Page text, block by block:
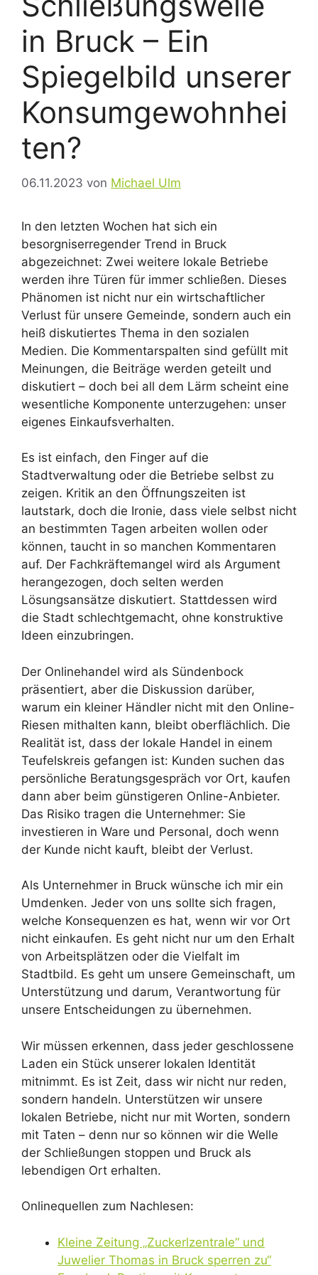
in Bruck – Ein
Spiegelbild unserer
Konsumgewohnhei
ten?
06.11.2023 von Michael Ulm
In den letzten Wochen hat sich ein
besorgniserregender Trend in Bruck
abgezeichnet: Zwei weitere lokale Betriebe
werden ihre Türen für immer schließen. Dieses
Phänomen ist nicht nur ein wirtschaftlicher
Verlust für unsere Gemeinde, sondern auch ein
heiß diskutiertes Thema in den sozialen
Medien. Die Kommentarspalten sind gefüllt mit
Meinungen, die Beiträge werden geteilt und
diskutiert – doch bei all dem Lärm scheint eine
wesentliche Komponente unterzugehen: unser
eigenes Einkaufsverhalten.
Es ist einfach, den Finger auf die
Stadtverwaltung oder die Betriebe selbst zu
zeigen. Kritik an den Öffnungszeiten ist
lautstark, doch die Ironie, dass viele selbst nicht
an bestimmten Tagen arbeiten wollen oder
können, taucht in so manchen Kommentaren
auf. Der Fachkräftemangel wird als Argument
herangezogen, doch selten werden
Lösungsansätze diskutiert. Stattdessen wird
die Stadt schlechtgemacht, ohne konstruktive
Ideen einzubringen.
Der Onlinehandel wird als Sündenbock
präsentiert, aber die Diskussion darüber,
warum ein kleiner Händler nicht mit den Online-
Riesen mithalten kann, bleibt oberflächlich. Die
Realität ist, dass der lokale Handel in einem
Teufelskreis gefangen ist: Kunden suchen das
persönliche Beratungsgespräch vor Ort, kaufen
dann aber beim günstigeren Online-Anbieter.
Das Risiko tragen die Unternehmer: Sie
investieren in Ware und Personal, doch wenn
der Kunde nicht kauft, bleibt der Verlust.
Als Unternehmer in Bruck wünsche ich mir ein
Umdenken. Jeder von uns sollte sich fragen,
welche Konsequenzen es hat, wenn wir vor Ort
nicht einkaufen. Es geht nicht nur um den Erhalt
von Arbeitsplätzen oder die Vielfalt im
Stadtbild. Es geht um unsere Gemeinschaft, um
Unterstützung und darum, Verantwortung für
unsere Entscheidungen zu übernehmen.
Wir müssen erkennen, dass jeder geschlossene
Laden ein Stück unserer lokalen Identität
mitnimmt. Es ist Zeit, dass wir nicht nur reden,
sondern handeln. Unterstützen wir unsere
lokalen Betriebe, nicht nur mit Worten, sondern
mit Taten – denn nur so können wir die Welle
der Schließungen stoppen und Bruck als
lebendigen Ort erhalten.
Onlinequellen zum Nachlesen:
Kleine Zeitung „Zuckerlzentrale“ und
Juwelier Thomas in Bruck sperren zu“